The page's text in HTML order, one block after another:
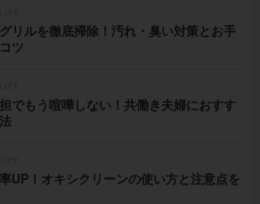
リルを徹底掃除！汚れ・臭い対策とお手
ツ
でもう喧嘩しない！共働き夫婦におすす
UP！オキシクリーンの使い方と注意点を